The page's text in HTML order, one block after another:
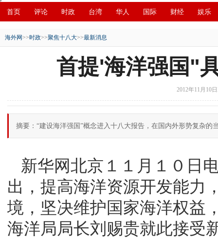
首页 评论 时政 台湾 华人 国际 财经 娱乐
海外网>>时政>>聚焦十八大>>最新消息
首提'海洋强国"
2012年11月10
摘要：“建设海洋强国”概念进入十八大报告，在国内外形势复杂
新华网北京１１月１０日
出，提高海洋资源开发能力
境，坚决维护国家海洋权益
海洋局局长刘赐贵就此接受